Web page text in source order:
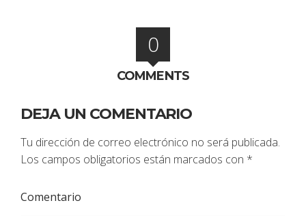
0
COMMENTS
DEJA UN COMENTARIO
Tu dirección de correo electrónico no será publicada.
Los campos obligatorios están marcados con *
Comentario